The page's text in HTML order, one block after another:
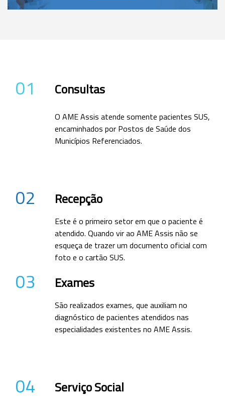
01 Consultas
O AME Assis atende somente pacientes SUS,
encaminhados por Postos de Saúde dos
Municípios Referenciados.
02 Recepção
Este é o primeiro setor em que o paciente é
atendido. Quando vir ao AME Assis não se
esqueça de trazer um documento oficial com
foto e o cartão SUS.
03 Exames
São realizados exames, que auxiliam no
diagnóstico de pacientes atendidos nas
especialidades existentes no AME Assis.
04 Serviço Social